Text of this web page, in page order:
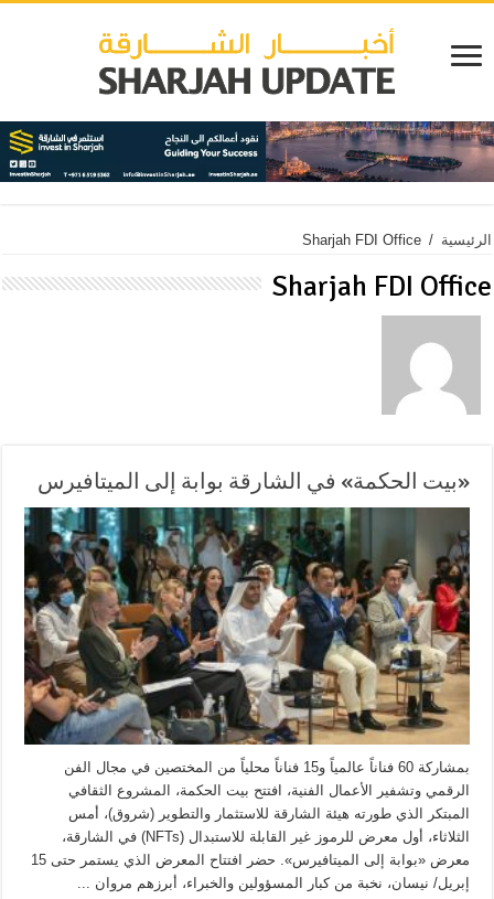
الرئيسية /
Sharjah FDI Office
Sharjah FDI Office
«بيت الحكمة» في الشارقة بوابة إلى الميتافيرس
بمشاركة 60 فناناً عالمياً و15 فناناً محلياً من المختصين في مجال الفن
الرقمي وتشفير الأعمال الفنية، افتتح بيت الحكمة، المشروع الثقافي
المبتكر الذي طورته هيئة الشارقة للاستثمار والتطوير (شروق)، أمس
الثلاثاء، أول معرض للرموز غير القابلة للاستبدال (NFTs) في الشارقة،
معرض «بوابة إلى الميتافيرس». حضر افتتاح المعرض الذي يستمر حتى 15
إبريل/ نيسان، نخبة من كبار المسؤولين والخبراء، أبرزهم مروان ...